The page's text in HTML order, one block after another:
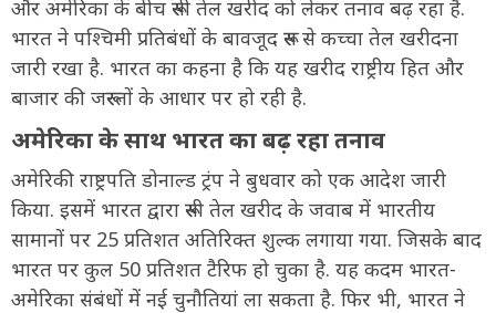
और अमेरिका के बीच रूसी तेल खरीद को लेकर तनाव बढ़ रहा है.
भारत ने पश्चिमी प्रतिबंधों के बावजूद रूस से कच्चा तेल खरीदना
जारी रखा है. भारत का कहना है कि यह खरीद राष्ट्रीय हित और
बाजार की जरूरतों के आधार पर हो रही है.
अमेरिका के साथ भारत का बढ़ रहा तनाव
अमेरिकी राष्ट्रपति डोनाल्ड ट्रंप ने बुधवार को एक आदेश जारी
किया. इसमें भारत द्वारा रूसी तेल खरीद के जवाब में भारतीय
सामानों पर 25 प्रतिशत अतिरिक्त शुल्क लगाया गया. जिसके बाद
भारत पर कुल 50 प्रतिशत टैरिफ हो चुका है. यह कदम भारत-
अमेरिका संबंधों में नई चुनौतियां ला सकता है. फिर भी, भारत ने